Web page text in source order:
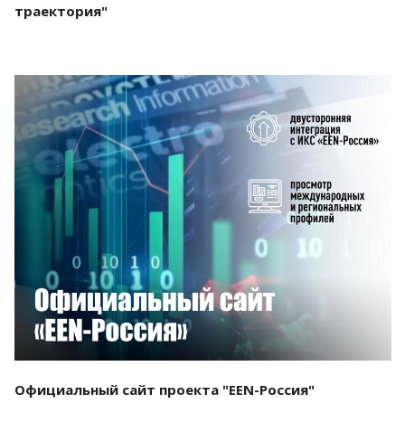
траектория"
Смотреть проект
Официальный сайт проекта "EEN-Россия"